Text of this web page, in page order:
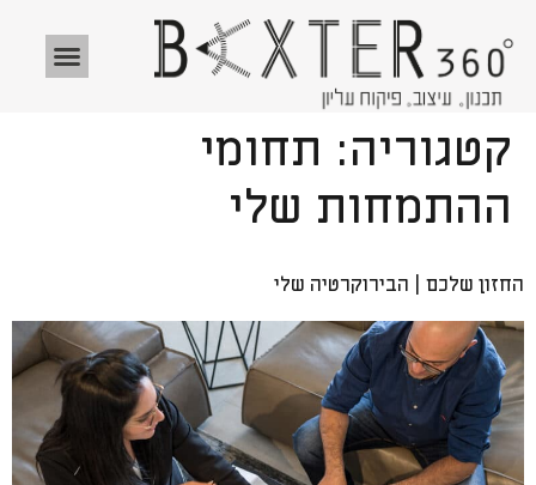
קטגוריה: תחומי
ההתמחות שלי
החזון שלכם | הבירוקרטיה שלי